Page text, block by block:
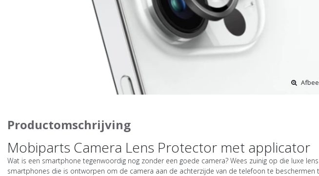
Productomschrijving
Mobiparts Camera Lens Protector met applicator
Wat is een smartphone tegenwoordig nog zonder een goede camera? Wees zuinig op die luxe
smartphones die is ontworpen om de camera aan de achterzijde van de telefoon te